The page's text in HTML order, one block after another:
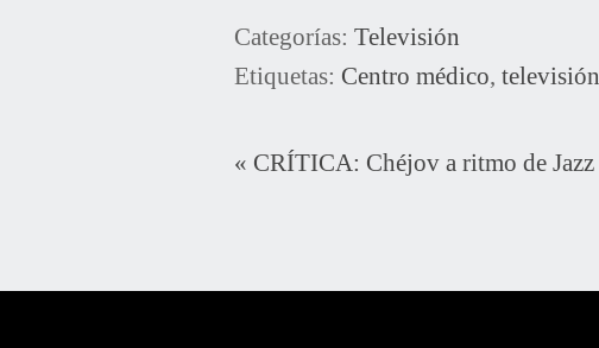
Categorías: Televisión
Etiquetas: Centro médico, televisión
« CRÍTICA: Chéjov a ritmo de Jazz